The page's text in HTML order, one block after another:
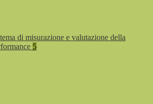
di misurazione e valutazione della
5